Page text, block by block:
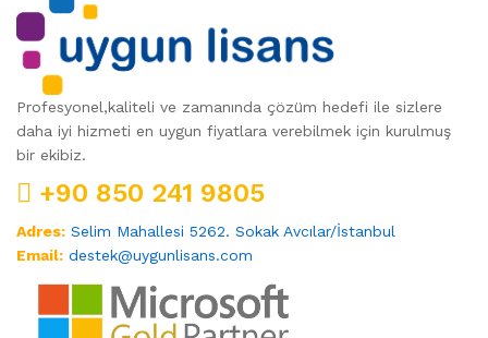
Profesyonel,kaliteli ve zamanında çözüm hedefi ile sizlere
daha iyi hizmeti en uygun fiyatlara verebilmek için kurulmuş
bir ekibiz.
+90 850 241 9805
Adres: Selim Mahallesi 5262. Sokak Avcılar/İstanbul
Email: destek@uygunlisans.com